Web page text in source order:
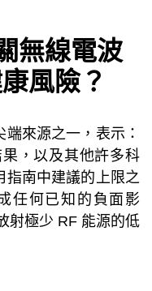
無線電波
風險？
來源之一，表示：
果，以及其他許多科
指南中建議的上限之
任何已知的負面影
射極少 RF 能源的低